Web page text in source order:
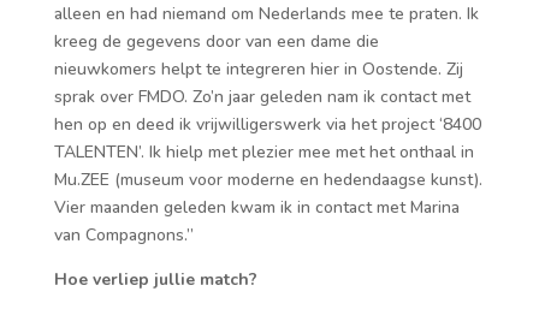
alleen en had niemand om Nederlands mee te praten. Ik
kreeg de gegevens door van een dame die
nieuwkomers helpt te integreren hier in Oostende. Zij
sprak over FMDO. Zo’n jaar geleden nam ik contact met
hen op en deed ik vrijwilligerswerk via het project ‘8400
TALENTEN’. Ik hielp met plezier mee met het onthaal in
Mu.ZEE (museum voor moderne en hedendaagse kunst).
Vier maanden geleden kwam ik in contact met Marina
van Compagnons.”
Hoe verliep jullie match?